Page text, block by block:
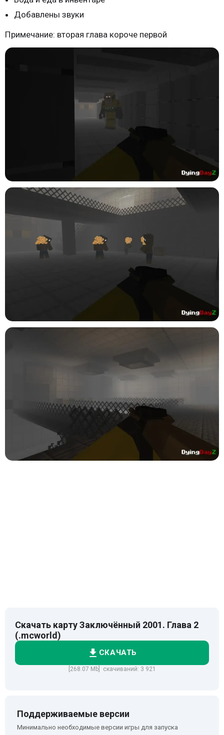
Добавлены звуки
Примечание: вторая глава короче первой
Скачать карту Заключённый 2001. Глава 2
(.mcworld)
СКАЧАТЬ
[268.07 Mb] скачиваний: 3 921
Поддерживаемые версии
Минимально необходимые версии игры для запуска